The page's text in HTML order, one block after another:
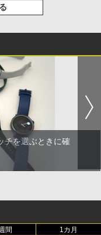
チを選ぶときに確
間 1カ月